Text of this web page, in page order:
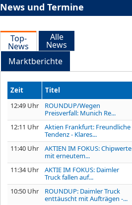
News und Termine
Top-
News
Alle
News
Marktberichte
Zeit
Titel
12:49 Uhr
ROUNDUP/Wegen
Preisverfall: Munich Re...
12:11 Uhr
Aktien Frankfurt: Freundliche
Tendenz - Klares...
11:40 Uhr
AKTIEN IM FOKUS: Chipwerte
mit erneutem...
11:34 Uhr
AKTIE IM FOKUS: Daimler
Truck fallen auf...
10:50 Uhr
ROUNDUP: Daimler Truck
enttäuscht mit Aufträgen -...